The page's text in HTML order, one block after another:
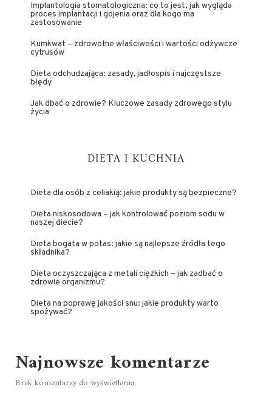
Implantologia stomatologiczna: co to jest, jak wygląda
proces implantacji i gojenia oraz dla kogo ma
zastosowanie
Kumkwat – zdrowotne właściwości i wartości odżywcze
cytrusów
Dieta odchudzająca: zasady, jadłospis i najczęstsze
błędy
Jak dbać o zdrowie? Kluczowe zasady zdrowego stylu
życia
DIETA I KUCHNIA
Dieta dla osób z celiakią: jakie produkty są bezpieczne?
Dieta niskosodowa – jak kontrolować poziom sodu w
naszej diecie?
Dieta bogata w potas: jakie są najlepsze źródła tego
składnika?
Dieta oczyszczająca z metali ciężkich – jak zadbać o
zdrowie organizmu?
Dieta na poprawę jakości snu: jakie produkty warto
spożywać?
Najnowsze komentarze
Brak komentarzy do wyświetlenia.